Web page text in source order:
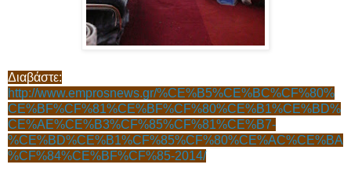
Διαβάστε:
http://www.emprosnews.gr/%CE%B5%CE%BC%CF%80%
CE%BF%CF%81%CE%BF%CF%80%CE%B1%CE%BD%
CE%AE%CE%B3%CF%85%CF%81%CE%B7-
%CE%BD%CE%B1%CF%85%CF%80%CE%AC%CE%BA
%CF%84%CE%BF%CF%85-2014/